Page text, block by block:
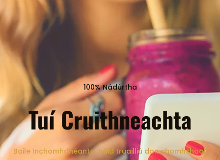
100% Nádúrtha
Tuí Cruithneachta
Baile Inchomhdhéanta, náid truailliú don chomhshaol.